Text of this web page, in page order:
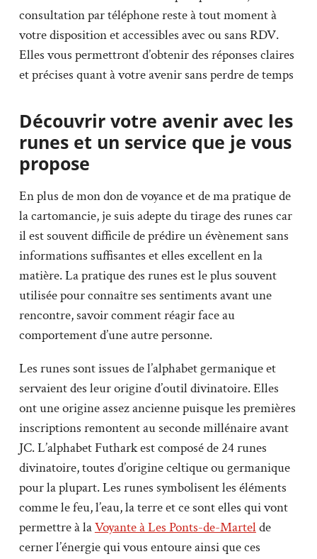
consultation par téléphone reste à tout moment à
votre disposition et accessibles avec ou sans RDV.
Elles vous permettront d’obtenir des réponses claires
et précises quant à votre avenir sans perdre de temps
Découvrir votre avenir avec les
runes et un service que je vous
propose
En plus de mon don de voyance et de ma pratique de
la cartomancie, je suis adepte du tirage des runes car
il est souvent difficile de prédire un évènement sans
informations suffisantes et elles excellent en la
matière. La pratique des runes est le plus souvent
utilisée pour connaître ses sentiments avant une
rencontre, savoir comment réagir face au
comportement d’une autre personne.
Les runes sont issues de l’alphabet germanique et
servaient des leur origine d’outil divinatoire. Elles
ont une origine assez ancienne puisque les premières
inscriptions remontent au seconde millénaire avant
JC. L’alphabet Futhark est composé de 24 runes
divinatoire, toutes d’origine celtique ou germanique
pour la plupart. Les runes symbolisent les éléments
comme le feu, l’eau, la terre et ce sont elles qui vont
permettre à laVoyante à Les Ponts-de-Martelde
cerner l’énergie qui vous entoure ainsi que ces